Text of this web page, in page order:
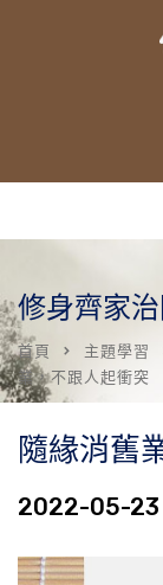
修身齊家
首頁 主題學習
業，不跟人起衝突
隨緣消舊
2022-05-23